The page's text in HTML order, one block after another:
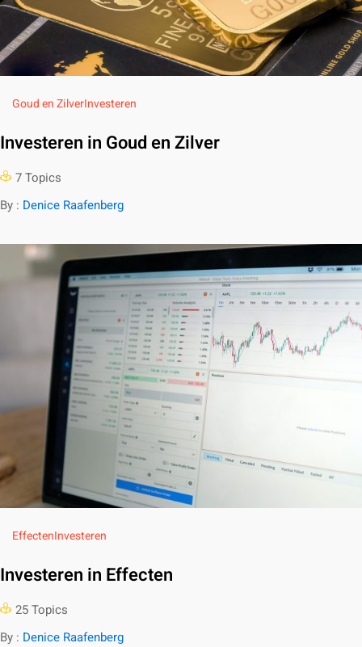
Goud en ZilverInvesteren
Investeren in Goud en Zilver
7 Topics
By : Denice Raafenberg
EffectenInvesteren
Investeren in Effecten
25 Topics
By : Denice Raafenberg